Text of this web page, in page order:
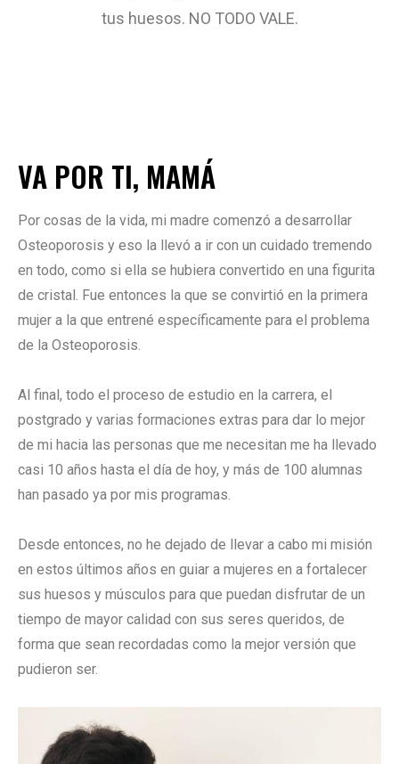
tus huesos. NO TODO VALE.
VA POR TI, MAMÁ
Por cosas de la vida, mi madre comenzó a desarrollar
Osteoporosis y eso la llevó a ir con un cuidado tremendo
en todo, como si ella se hubiera convertido en una figurita
de cristal. Fue entonces la que se convirtió en la primera
mujer a la que entrené específicamente para el problema
de la Osteoporosis.
Al final, todo el proceso de estudio en la carrera, el
postgrado y varias formaciones extras para dar lo mejor
de mi hacia las personas que me necesitan me ha llevado
casi 10 años hasta el día de hoy, y más de 100 alumnas
han pasado ya por mis programas.
Desde entonces, no he dejado de llevar a cabo mi misión
en estos últimos años en guiar a mujeres en a fortalecer
sus huesos y músculos para que puedan disfrutar de un
tiempo de mayor calidad con sus seres queridos, de
forma que sean recordadas como la mejor versión que
pudieron ser.